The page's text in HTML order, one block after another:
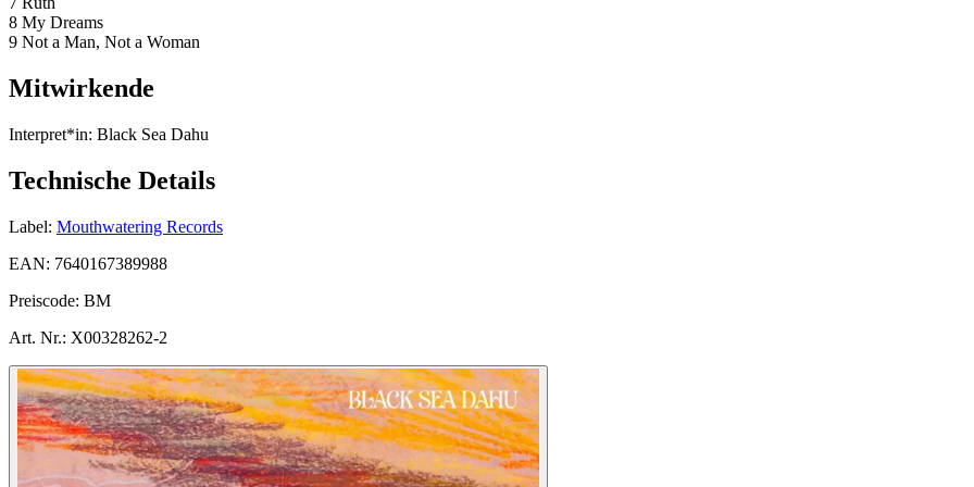
8 My Dreams
9 Not a Man, Not a Woman
Mitwirkende
Interpret*in: Black Sea Dahu
Technische Details
Label: Mouthwatering Records
EAN: 7640167389988
Preiscode: BM
Art. Nr.: X00328262-2